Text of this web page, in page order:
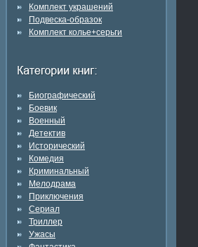
Комплект украшений
Подвеска-образок
Комплект колье+серьги
Биографический
Боевик
Военный
Детектив
Исторический
Комедия
Криминальный
Мелодрама
Приключения
Сериал
Триллер
Ужасы